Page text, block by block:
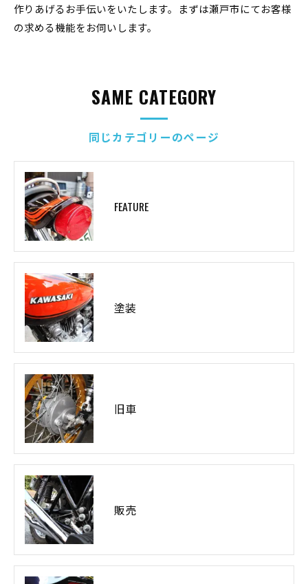
作りあげるお手伝いをいたします。まずは瀬戸市にてお客様
の求める機能をお伺いします。
同じカテゴリーのページ
SAME CATEGORY
FEATURE
塗装
旧車
販売